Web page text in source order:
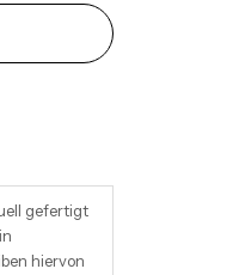
gefertigt
hiervon